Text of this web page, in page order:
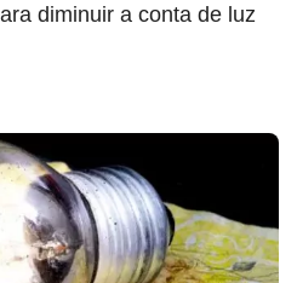
diminuir a conta de luz